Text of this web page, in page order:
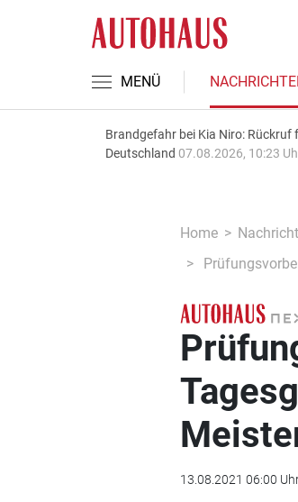
MENÜ
Brandgefahr bei Kia Niro: Rückruf
Deutschland 07.08.2026, 10:23
Home
13.08.2021 06:00